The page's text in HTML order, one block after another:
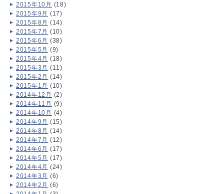
2015年10月 (18)
2015年9月 (17)
2015年8月 (14)
2015年7月 (10)
2015年6月 (38)
2015年5月 (9)
2015年4月 (18)
2015年3月 (11)
2015年2月 (14)
2015年1月 (10)
2014年12月 (2)
2014年11月 (9)
2014年10月 (4)
2014年9月 (15)
2014年8月 (14)
2014年7月 (12)
2014年6月 (17)
2014年5月 (17)
2014年4月 (24)
2014年3月 (6)
2014年2月 (6)